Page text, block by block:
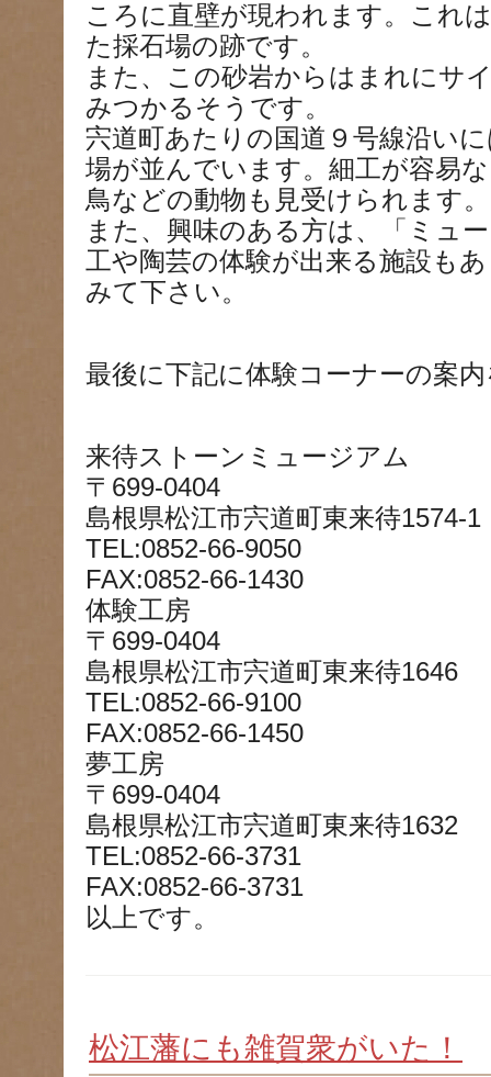
ころに直壁が現われます。これ
た採石場の跡です。
また、この砂岩からはまれにサ
みつかるそうです。
宍道町あたりの国道９号線沿い
場が並んでいます。細工が容易
鳥などの動物も見受けられます。
また、興味のある方は、「ミュ
工や陶芸の体験が出来る施設も
みて下さい。
最後に下記に体験コーナーの案
来待ストーンミュージアム
〒699-0404
島根県松江市宍道町東来待1574-1
TEL:0852-66-9050
FAX:0852-66-1430
体験工房
〒699-0404
島根県松江市宍道町東来待1646
TEL:0852-66-9100
FAX:0852-66-1450
夢工房
〒699-0404
島根県松江市宍道町東来待1632
TEL:0852-66-3731
FAX:0852-66-3731
以上です。
松江藩にも雑賀衆がいた！